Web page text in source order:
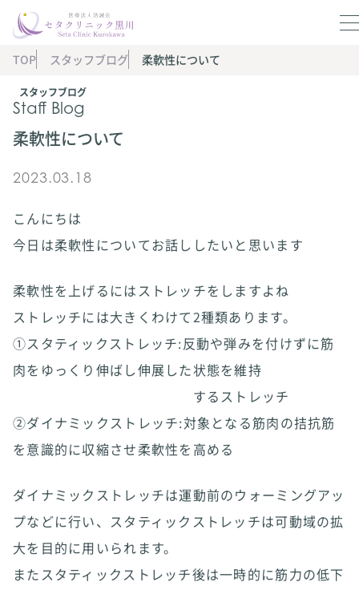
スタッフブログ
Staff Blog
TOP スタッフブログ 柔軟性について
柔軟性について
2023.03.18
こんにちは
今日は柔軟性についてお話ししたいと思います
柔軟性を上げるにはストレッチをしますよね
ストレッチには大きくわけて2種類あります。
①スタティックストレッチ:反動や弾みを付けずに筋
肉をゆっくり伸ばし伸展した状態を維持
するストレッチ
②ダイナミックストレッチ:対象となる筋肉の拮抗筋
を意識的に収縮させ柔軟性を高める
ダイナミックストレッチは運動前のウォーミングアッ
プなどに行い、スタティックストレッチは可動域の拡
大を目的に用いられます。
またスタティックストレッチ後は一時的に筋力の低下